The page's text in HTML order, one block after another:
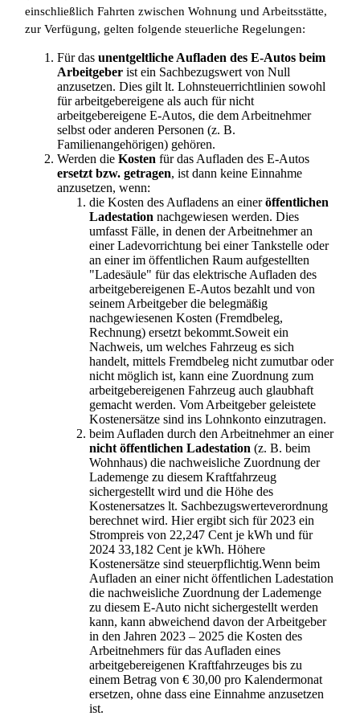
einschließlich Fahrten zwischen Wohnung und Arbeitsstätte,
zur Verfügung, gelten folgende steuerliche Regelungen:
Für das unentgeltliche Aufladen des E-Autos beim
Arbeitgeberist ein Sachbezugswert von Null
anzusetzen. Dies gilt lt. Lohnsteuerrichtlinien sowohl
für arbeitgebereigene als auch für nicht
arbeitgebereigene E-Autos, die dem Arbeitnehmer
selbst oder anderen Personen (z. B.
Familienangehörigen) gehören.
Werden die Kosten für das Aufladen des E-Autos
ersetzt bzw. getragen, ist dann keine Einnahme
anzusetzen, wenn:
die Kosten des Aufladens an eineröffentlichen
Ladestation nachgewiesen werden. Dies
umfasst Fälle, in denen der Arbeitnehmer an
einer Ladevorrichtung bei einer Tankstelle oder
an einer im öffentlichen Raum aufgestellten
"Ladesäule" für das elektrische Aufladen des
arbeitgebereigenen E-Autos bezahlt und von
seinem Arbeitgeber die belegmäßig
nachgewiesenen Kosten (Fremdbeleg,
Rechnung) ersetzt bekommt.Soweit ein
Nachweis, um welches Fahrzeug es sich
handelt, mittels Fremdbeleg nicht zumutbar oder
nicht möglich ist, kann eine Zuordnung zum
arbeitgebereigenen Fahrzeug auch glaubhaft
gemacht werden. Vom Arbeitgeber geleistete
Kostenersätze sind ins Lohnkonto einzutragen.
beim Aufladen durch den Arbeitnehmer an einer
nicht öffentlichen Ladestation (z. B. beim
Wohnhaus) die nachweisliche Zuordnung der
Lademenge zu diesem Kraftfahrzeug
sichergestellt wird und die Höhe des
Kostenersatzes lt. Sachbezugswerteverordnung
berechnet wird. Hier ergibt sich für 2023 ein
Strompreis von 22,247 Cent je kWh und für
2024 33,182 Cent je kWh. Höhere
Kostenersätze sind steuerpflichtig.Wenn beim
Aufladen an einer nicht öffentlichen Ladestation
die nachweisliche Zuordnung der Lademenge
zu diesem E-Auto nicht sichergestellt werden
kann, kann abweichend davon der Arbeitgeber
in den Jahren 2023 – 2025 die Kosten des
Arbeitnehmers für das Aufladen eines
arbeitgebereigenen Kraftfahrzeuges bis zu
einem Betrag von € 30,00 pro Kalendermonat
ersetzen, ohne dass eine Einnahme anzusetzen
ist.